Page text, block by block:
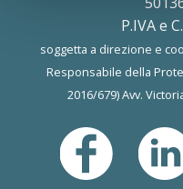
P.IVA e
soggetta a direzione e
Responsabile della
2016/679) Avv.